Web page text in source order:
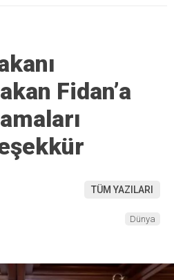
Fidan’a
TÜM YAZILARI
Dünya